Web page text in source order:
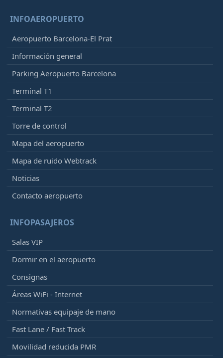
INFOAEROPUERTO
Aeropuerto Barcelona-El Prat
Información general
Parking Aeropuerto Barcelona
Terminal T1
Terminal T2
Torre de control
Mapa del aeropuerto
Mapa de ruido Webtrack
Noticias
Contacto aeropuerto
INFOPASAJEROS
Salas VIP
Dormir en el aeropuerto
Consignas
Áreas WiFi - Internet
Normativas equipaje de mano
Fast Lane / Fast Track
Movilidad reducida PMR